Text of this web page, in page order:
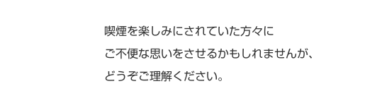
喫煙を楽しみにされていた方々に
ご不便な思いをさせるかもしれませんが、
どうぞご理解ください。